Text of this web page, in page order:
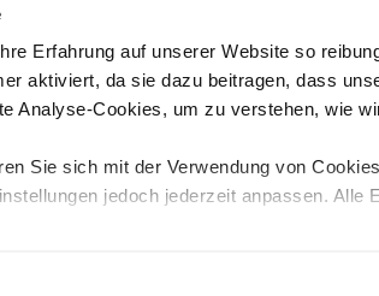
Erfahrung auf unserer Website so
aktiviert, da sie dazu beitragen, dass
Analyse-Cookies, um zu verstehen, wie
Sie sich mit der Verwendung von
jedoch jederzeit anpassen. Alle
Parken-Fliegen
Bewertungen von Parken-